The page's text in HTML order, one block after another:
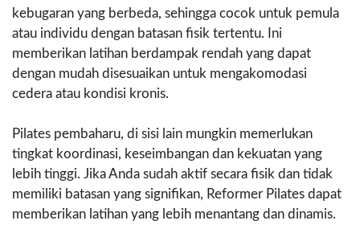
kebugaran yang berbeda, sehingga cocok untuk pemula
atau individu dengan batasan fisik tertentu. Ini
memberikan latihan berdampak rendah yang dapat
dengan mudah disesuaikan untuk mengakomodasi
cedera atau kondisi kronis.
Pilates pembaharu, di sisi lain mungkin memerlukan
tingkat koordinasi, keseimbangan dan kekuatan yang
lebih tinggi. Jika Anda sudah aktif secara fisik dan tidak
memiliki batasan yang signifikan, Reformer Pilates dapat
memberikan latihan yang lebih menantang dan dinamis.